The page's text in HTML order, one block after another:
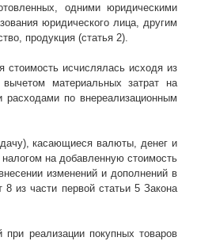
одними юридическими
юридического лица, другим
продукция (статья 2).
стоимость исчислялась исходя из
материальных затрат на
расходами по внереализационным
касающиеся валюты, денег и
на добавленную стоимость
изменений и дополнений в
8 из части первой статьи 5 Закона
при реализации покупных товаров